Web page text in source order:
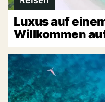
Luxus auf
Willkommen